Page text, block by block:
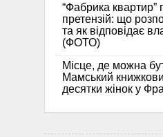
“Фабрика квартир”
претензій: що
та як відповідає
(ФОТО)
Місце, де можна
Мамський
десятки жінок у